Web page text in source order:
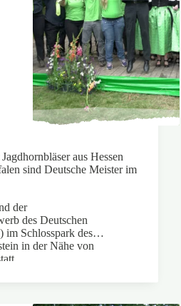
aus Hessen
sind Deutsche Meister im
der
des Deutschen
im Schlosspark des
in der Nähe von